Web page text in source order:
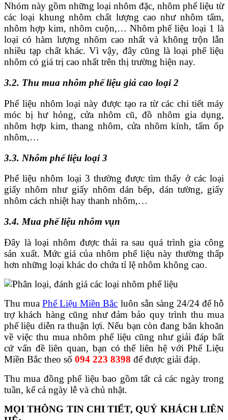
Nhóm này gồm những loại nhôm đặc, nhôm phế liệu từ
các loại khung nhôm chất lượng cao như nhôm tấm,
nhôm hợp kim, nhôm cuộn,… Nhôm phế liệu loại 1 là
loại có hàm lượng nhôm cao nhất và không trộn lẫn
nhiều tạp chất khác. Vì vậy, đây cũng là loại phế liệu
nhôm có giá trị cao nhất trên thị trường hiện nay.
3.2. Thu mua nhôm phế liệu giá cao loại 2
Phế liệu nhôm loại này được tạo ra từ các chi tiết máy
móc bị hư hỏng, cửa nhôm cũ, đồ nhôm gia dụng,
nhôm hợp kim, thang nhôm, cửa nhôm kính, tấm ốp
nhôm,…
3.3. Nhôm phế liệu loại 3
Phế liệu nhôm loại 3 thường được tìm thấy ở các loại
giấy nhôm như giấy nhôm dán bếp, dán tường, giấy
nhôm cách nhiệt hay thanh nhôm,…
3.4. Mua phế liệu nhôm vụn
Đây là loại nhôm được thải ra sau quá trình gia công
sản xuất. Mức giá của nhôm phế liệu này thường thấp
hơn những loại khác do chứa tỉ lệ nhôm không cao.
Thu muaPhế Liệu Miền Bắc luôn sẵn sàng 24/24 để hỗ
trợ khách hàng cũng như đảm bảo quy trình thu mua
phế liệu diễn ra thuận lợi. Nếu bạn còn đang băn khoăn
về việc thu mua nhôm phế liệu cũng như giải đáp bất
cứ vấn đề liên quan, bạn có thể liên hệ với Phế Liệu
Miền Bắc theo số 094 223 8398 để được giải đáp.
Thu mua đồng phế liệu bao gồm tất cả các ngày trong
tuần, kể cả ngày lễ và chủ nhật.
MỌI THÔNG TIN CHI TIẾT, QUÝ KHÁCH LIÊN